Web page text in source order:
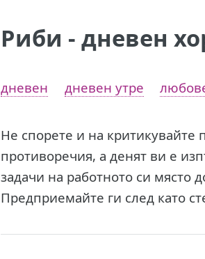
Риби - дневен
дневен дневен утре
Не спорете и на критикувайте
противоречия, а денят ви е
задачи на работното си място
Предприемайте ги след като